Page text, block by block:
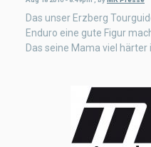
Das unser Erzberg
Enduro eine gute Figur
Das seine Mama viel